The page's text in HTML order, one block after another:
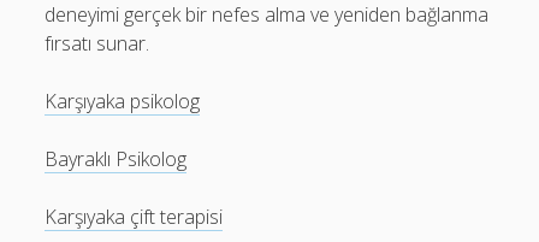
deneyimi gerçek bir nefes alma ve yeniden bağlanma
fırsatı sunar.
Karşıyaka psikolog
Bayraklı Psikolog
Karşıyaka çift terapisi